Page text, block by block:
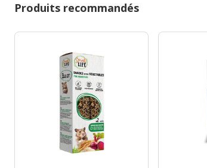
Produits recommandés